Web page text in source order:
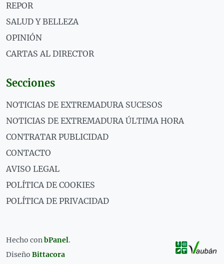
REPOR
SALUD Y BELLEZA
OPINIÓN
CARTAS AL DIRECTOR
Secciones
NOTICIAS DE EXTREMADURA SUCESOS
NOTICIAS DE EXTREMADURA ÚLTIMA HORA
CONTRATAR PUBLICIDAD
CONTACTO
AVISO LEGAL
POLÍTICA DE COOKIES
POLÍTICA DE PRIVACIDAD
Hecho conbPanel.
Diseño Bittacora